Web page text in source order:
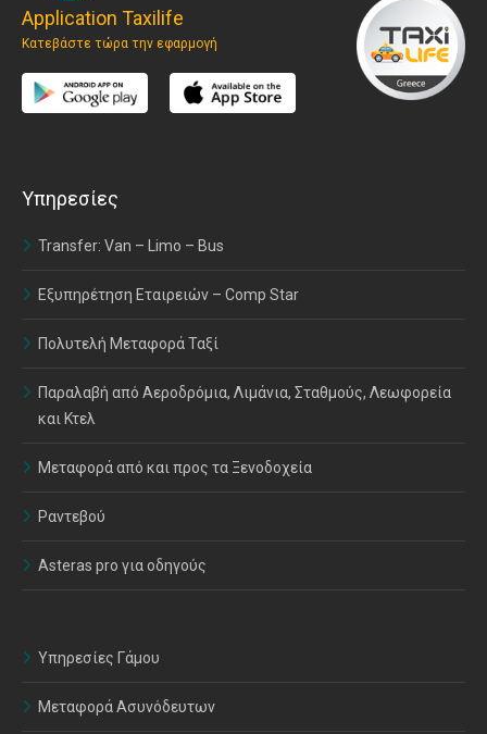
Application Taxilife
Κατεβάστε τώρα την εφαρμογή
Υπηρεσίες
Transfer: Van – Limo – Bus
Εξυπηρέτηση Εταιρειών – Comp Star
Πολυτελή Μεταφορά Ταξί
Παραλαβή από Αεροδρόμια, Λιμάνια, Σταθμούς, Λεωφορεία
και Κτελ
Μεταφορά από και προς τα Ξενοδοχεία
Ραντεβού
Asteras pro για οδηγούς
Υπηρεσίες Γάμου
Μεταφορά Ασυνόδευτων